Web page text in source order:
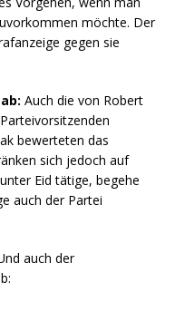
möchte. Der
gegen sie
Auch die von Robert
bewerteten das
sich jedoch auf
Eid tätige, begehe
auch der Partei
auch der